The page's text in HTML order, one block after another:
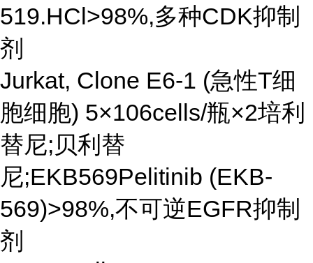
519.HCl>98%,多种CDK抑制
剂
Jurkat, Clone E6-1 (急性T细
胞细胞) 5×106cells/瓶×2培利
替尼;贝利替
尼;EKB569Pelitinib (EKB-
569)>98%,不可逆EGFR抑制
剂